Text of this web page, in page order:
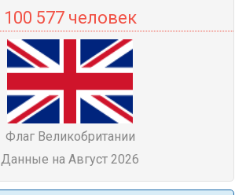
100 577 человек
Флаг Великобритании
Данные на Август 2026